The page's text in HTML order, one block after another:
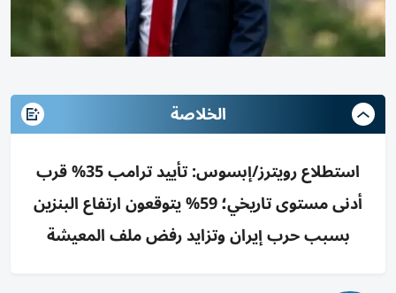
الخلاصة
استطلاع رويترز/إبسوس: تأييد ترامب 35% قرب
أدنى مستوى تاريخي؛ 59% يتوقعون ارتفاع البنزين
بسبب حرب إيران وتزايد رفض ملف المعيشة